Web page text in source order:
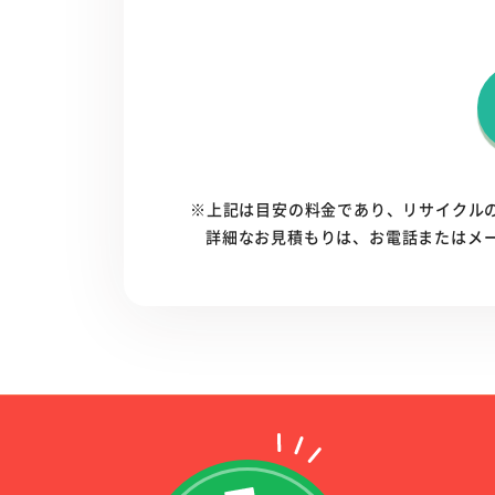
※上記は目安の料金であり、リサイクル
詳細なお見積もりは、お電話またはメ